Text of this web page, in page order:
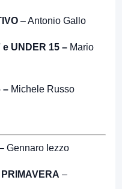
– Antonio Gallo
UNDER 15 – Mario
– Michele Russo
Gennaro Iezzo
–